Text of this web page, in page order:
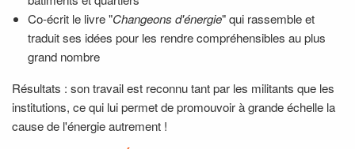
Co-écrit le livre "Changeons d'énergie" qui rassemble et
traduit ses idées pour les rendre compréhensibles au plus
grand nombre
Résultats : son travail est reconnu tant par les militants que les
institutions, ce qui lui permet de promouvoir à grande échelle la
cause de l'énergie autrement !